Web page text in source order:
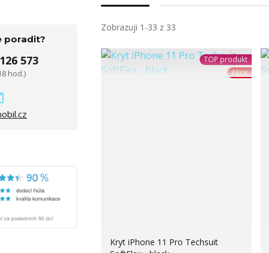
Zobrazuji 1-33 z 33
TOP produkt
Akce
Kryt iPhone 11 Pro Techsuit
poradit?
573
hod.)